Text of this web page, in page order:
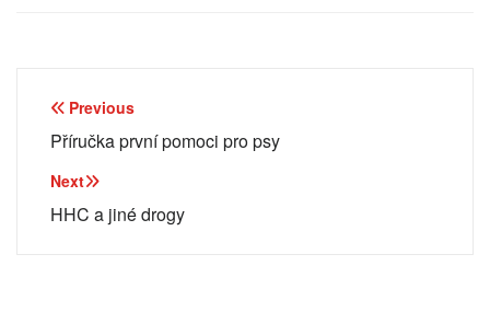
Navigace
pro
příspěvek
Previous
Příručka první pomoci pro psy
Next
HHC a jiné drogy